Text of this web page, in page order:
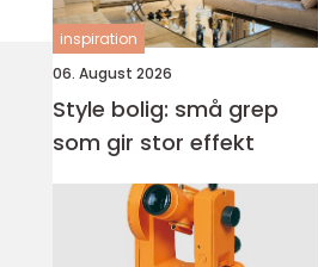
inspiration
06. August 2026
Style bolig: små grep
som gir stor effekt